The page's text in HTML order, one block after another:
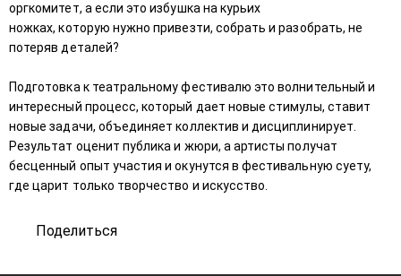
оргкомитет, а если это избушка на курьих
ножках, которую нужно привезти, собрать и разобрать, не
потеряв деталей?
Подготовка к театральному фестивалю это волнительный и
интересный процесс, который дает новые стимулы, ставит
новые задачи, объединяет коллектив и дисциплинирует.
Результат оценит публика и жюри, а артисты получат
бесценный опыт участия и окунутся в фестивальную суету,
где царит только творчество и искусство.
Поделиться